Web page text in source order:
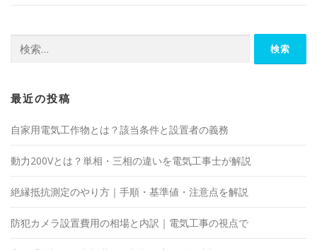
索:
最近の投稿
自家用電気工作物とは？該当条件と設置者の義務
動力200Vとは？単相・三相の違いを電気工事士が解説
絶縁抵抗測定のやり方｜手順・基準値・注意点を解説
防犯カメラ設置費用の相場と内訳｜電気工事の視点で